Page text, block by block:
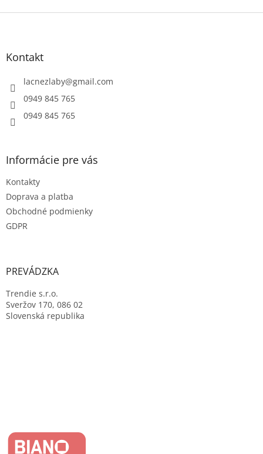
Z
Kontakt
lacnezlaby@gmail.com
0949 845 765
0949 845 765
Informácie pre vás
Kontakty
Doprava a platba
Obchodné podmienky
GDPR
PREVÁDZKA
Trendie s.r.o.
Sveržov 170, 086 02
Slovenská republika